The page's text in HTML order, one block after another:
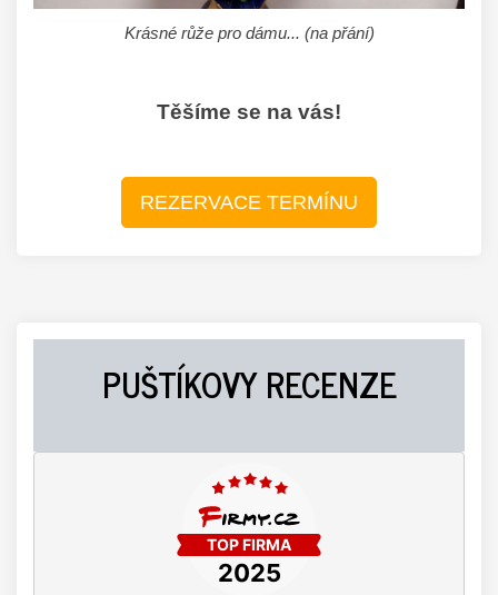
Krásné růže pro dámu... (na přání)
Těšíme se na vás!
REZERVACE TERMÍNU
PUŠTÍKOVY RECENZE